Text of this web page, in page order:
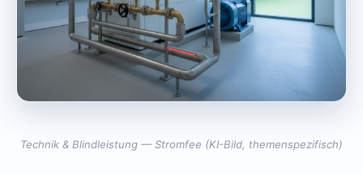
Technik & Blindleistung — Stromfee (KI-Bild, themenspezifisch)